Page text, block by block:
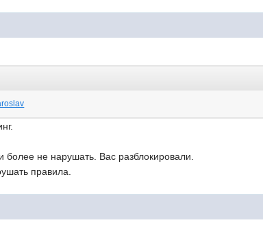
не нарушать. Вас разблокировали.
правила.